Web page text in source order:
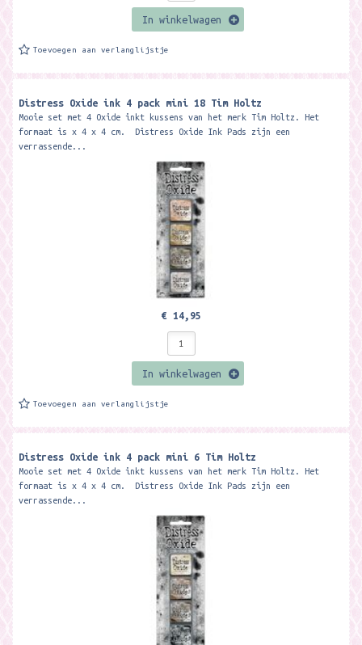
In winkelwagen
Toevoegen aan verlanglijstje
Distress Oxide ink 4 pack mini 18 Tim Holtz
Mooie set met 4 Oxide inkt kussens van het merk Tim Holtz. Het
formaat is x 4 x 4 cm. Distress Oxide Ink Pads zijn een
verrassende...
€ 14,95
In winkelwagen
Toevoegen aan verlanglijstje
Distress Oxide ink 4 pack mini 6 Tim Holtz
Mooie set met 4 Oxide inkt kussens van het merk Tim Holtz. Het
formaat is x 4 x 4 cm. Distress Oxide Ink Pads zijn een
verrassende...